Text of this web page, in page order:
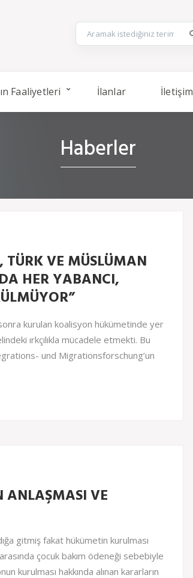
Faaliyetleri İlanlar İletişim
Haberler
VE MÜSLÜMAN
HER YABANCI,
kurulan koalisyon hükümetinde yer
ırkçılıkla mücadele etmekti. Bu
und Migrationsforschung’un
ANLAŞMASI VE
gitmiş fakat hükümetin kurulması
çocuk bakım ödeneği sebebiyle
kurulması hakkında alınan kararların